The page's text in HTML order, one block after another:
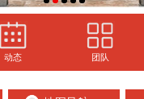
动态 团队